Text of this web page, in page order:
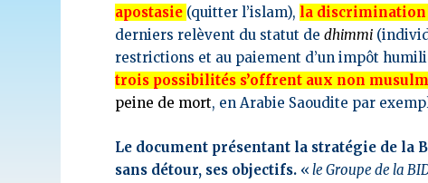
apostasie (quitter l’islam), la discrimination
derniers relèvent du statut dedhimmi
restrictions et au paiement d’un impôt
trois possibilités s’offrent aux non
peine de mort, en Arabie Saoudite par
Le document présentant la stratégie de la
sans détour, ses objectifs. « le Groupe de la